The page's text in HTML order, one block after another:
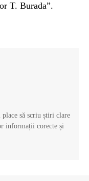
T. Burada”.
să scriu știri clare
informații corecte și